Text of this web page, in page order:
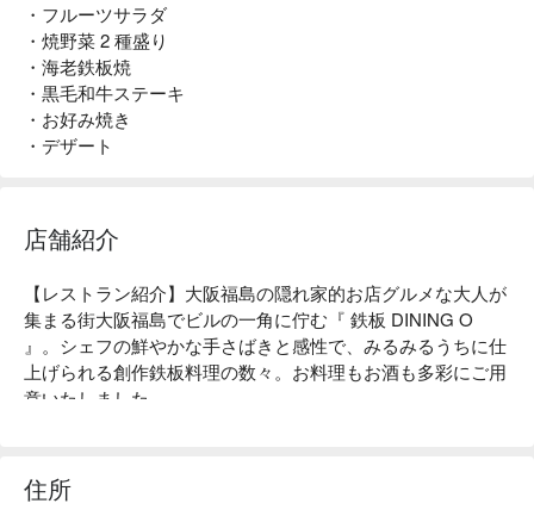
・フルーツサラダ
・焼野菜 2 種盛り
・海老鉄板焼
・黒毛和牛ステーキ
・お好み焼き
・デザート
店舗紹介
【レストラン紹介】大阪福島の隠れ家的お店グルメな大人が
集まる街大阪福島でビルの一角に佇む『 鉄板 DINING O
』。シェフの鮮やかな手さばきと感性で、みるみるうちに仕
上げられる創作鉄板料理の数々。お料理もお酒も多彩にご用
意いたしました。
上げます。舌に響く旨味と、外はカリッと中はふんわりとし
た食感をお愉しみください。
住所